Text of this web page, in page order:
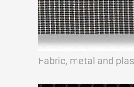
Fabric, metal and